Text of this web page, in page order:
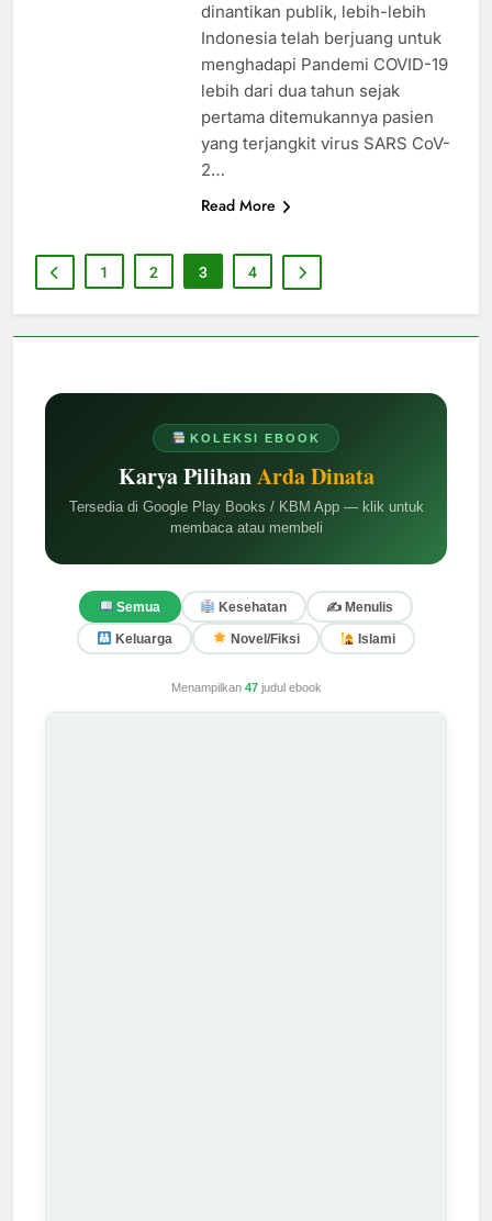
KOLEKSI EBOOK
Karya PilihanArda Dinata
Tersedia di Google Play Books / KBM App — klik untuk
membaca atau membeli
Semua Kesehatan ✍️ Menulis
Keluarga Novel/Fiksi Islami
Menampilkan 47judul ebook
dinantikan publik, lebih-lebih
Indonesia telah berjuang untuk
menghadapi Pandemi COVID-19
lebih dari dua tahun sejak
pertama ditemukannya pasien
yang terjangkit virus SARS CoV-
2…
Read More
1 2 3 4